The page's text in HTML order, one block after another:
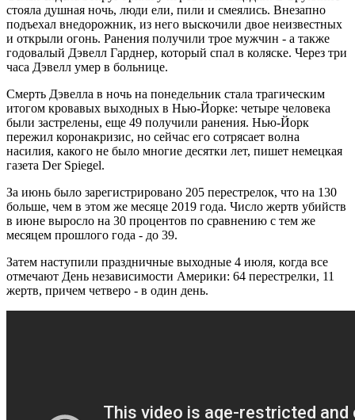
стояла душная ночь, люди ели, пили и смеялись. Внезапно
подъехал внедорожник, из него выскочили двое неизвестных
и открыли огонь. Ранения получили трое мужчин - а также
годовалый Дэвелл Гарднер, который спал в коляске. Через три
часа Дэвелл умер в больнице.
Смерть Дэвелла в ночь на понедельник стала трагическим
итогом кровавых выходных в Нью-Йорке: четыре человека
были застрелены, еще 49 получили ранения. Нью-Йорк
пережил коронакризис, но сейчас его сотрясает волна
насилия, какого не было многие десятки лет, пишет немецкая
газета Der Spiegel.
За июнь было зарегистрировано 205 перестрелок, что на 130
больше, чем в этом же месяце 2019 года. Число жертв убийств
в июне выросло на 30 процентов по сравнению с тем же
месяцем прошлого года - до 39.
Затем наступили праздничные выходные 4 июля, когда все
отмечают День независимости Америки: 64 перестрелки, 11
жертв, причем четверо - в один день.